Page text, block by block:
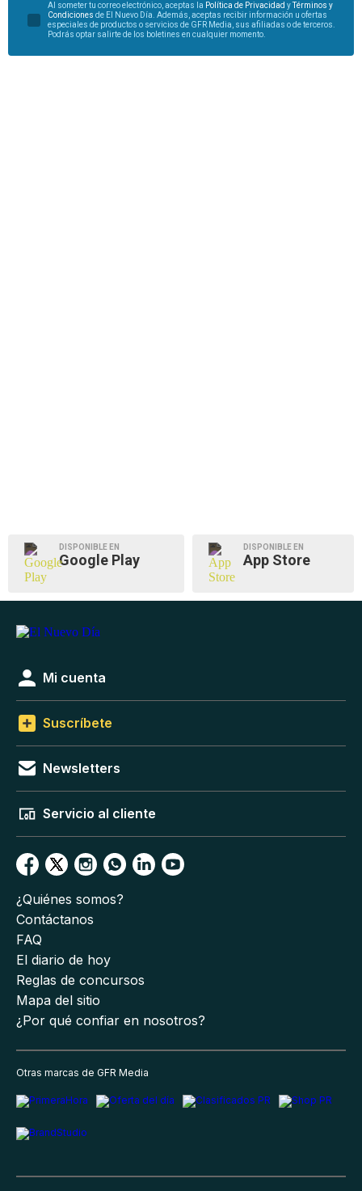
Al someter tu correo electrónico, aceptas la Política de Privacidad yTérminos y
Condiciones de El Nuevo Día. Además, aceptas recibir información u ofertas
especiales de productos o servicios de GFR Media, sus afiliadas o de terceros.
Podrás optar salirte de los boletines en cualquier momento.
DISPONIBLE EN
Google Play
DISPONIBLE EN
App Store
Mi cuenta
Suscríbete
Newsletters
Servicio al cliente
¿Quiénes somos?
Contáctanos
FAQ
El diario de hoy
Reglas de concursos
Mapa del sitio
¿Por qué confiar en nosotros?
Otras marcas de GFR Media